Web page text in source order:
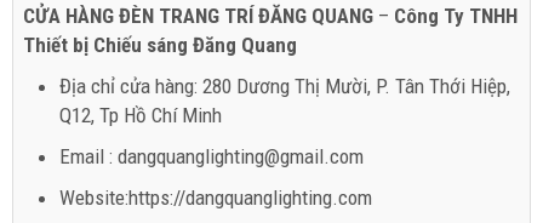
CỬA HÀNG ĐÈN TRANG TRÍ ĐĂNG QUANG – Công Ty TNHH
Thiết bị Chiếu sáng Đăng Quang
Địa chỉ cửa hàng: 280 Dương Thị Mười, P. Tân Thới Hiệp,
Q12, Tp Hồ Chí Minh
Email : dangquanglighting@gmail.com
Website:https://dangquanglighting.com